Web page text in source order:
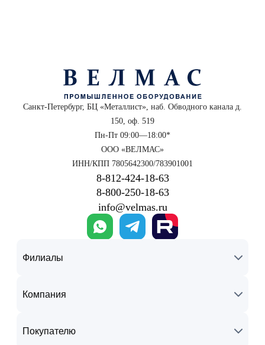
Санкт-Петербург, БЦ «Металлист», наб. Обводного канала д.
150, оф. 519
Пн-Пт 09:00—18:00*
ООО «ВЕЛМАС»
ИНН/КПП 7805642300/783901001
8‑812‑424‑18‑63
8‑800‑250‑18‑63
info@velmas.ru
Филиалы
Компания
Покупателю